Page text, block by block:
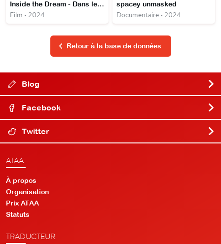
Inside the Dream - Dans les pas de Thierry Mugler
Film • 2024
spacey unmasked
Documentaire • 2024
Retour à la base de données
Blog
Facebook
Twitter
ATAA
À propos
Organisation
Prix ATAA
Statuts
TRADUCTEUR